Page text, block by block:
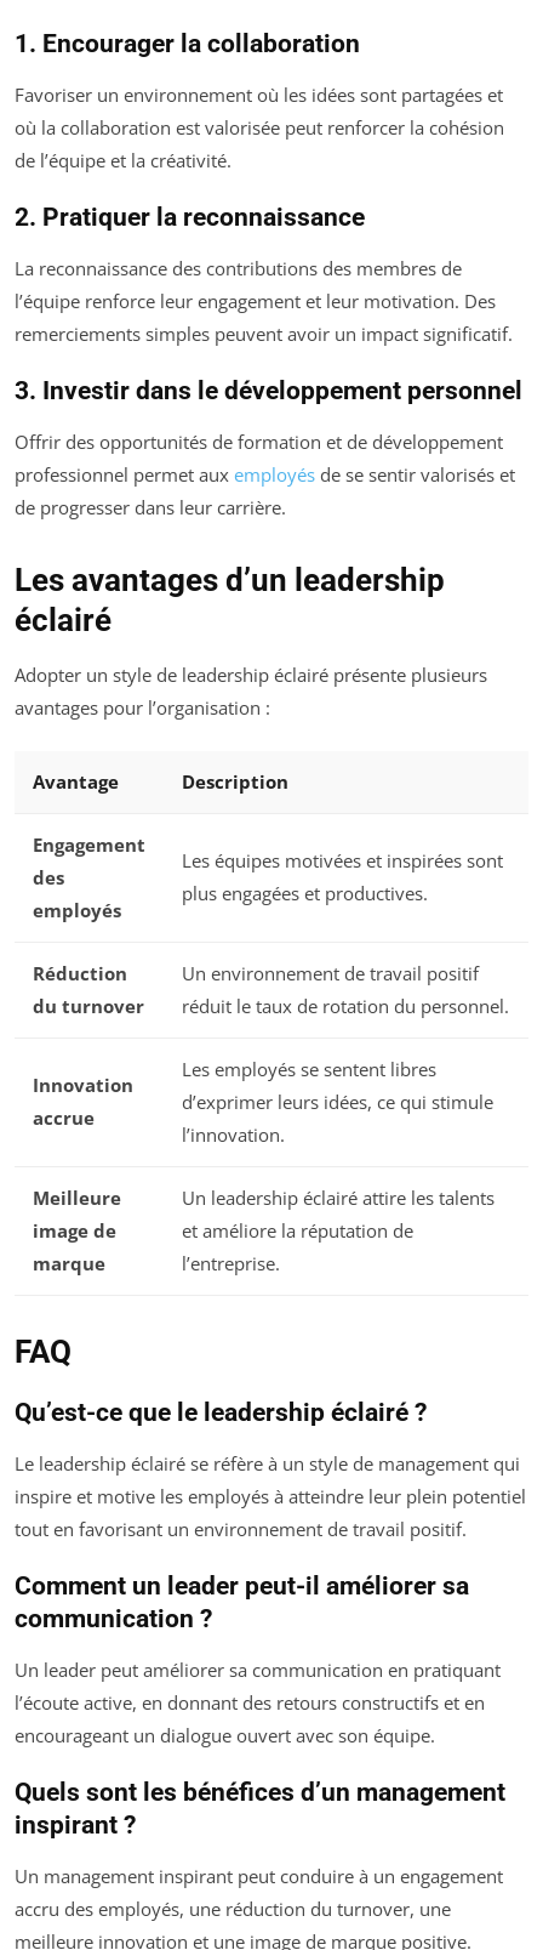
1. Encourager la collaboration
Favoriser un environnement où les idées sont partagées et
où la collaboration est valorisée peut renforcer la cohésion
de l’équipe et la créativité.
2. Pratiquer la reconnaissance
La reconnaissance des contributions des membres de
l’équipe renforce leur engagement et leur motivation. Des
remerciements simples peuvent avoir un impact significatif.
3. Investir dans le développement personnel
Offrir des opportunités de formation et de développement
professionnel permet aux employés de se sentir valorisés et
de progresser dans leur carrière.
Les avantages d’un leadership
éclairé
Adopter un style de leadership éclairé présente plusieurs
avantages pour l’organisation :
Avantage Description
Engagement
des
employés
Les équipes motivées et inspirées sont
plus engagées et productives.
Réduction
du turnover
Un environnement de travail positif
réduit le taux de rotation du personnel.
Innovation
accrue
Les employés se sentent libres
d’exprimer leurs idées, ce qui stimule
l’innovation.
Meilleure
image de
marque
Un leadership éclairé attire les talents
et améliore la réputation de
l’entreprise.
FAQ
Qu’est-ce que le leadership éclairé ?
Le leadership éclairé se réfère à un style de management qui
inspire et motive les employés à atteindre leur plein potentiel
tout en favorisant un environnement de travail positif.
Comment un leader peut-il améliorer sa
communication ?
Un leader peut améliorer sa communication en pratiquant
l’écoute active, en donnant des retours constructifs et en
encourageant un dialogue ouvert avec son équipe.
Quels sont les bénéfices d’un management
inspirant ?
Un management inspirant peut conduire à un engagement
accru des employés, une réduction du turnover, une
meilleure innovation et une image de marque positive.